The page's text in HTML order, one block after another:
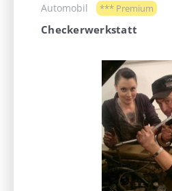
Automobil *** Premium
Checkerwerkstatt